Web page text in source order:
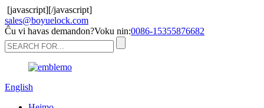
[javascript][/javascript]
sales@boyuelock.com
Ĉu vi havas demandon?Voku nin:0086-15355876682
English